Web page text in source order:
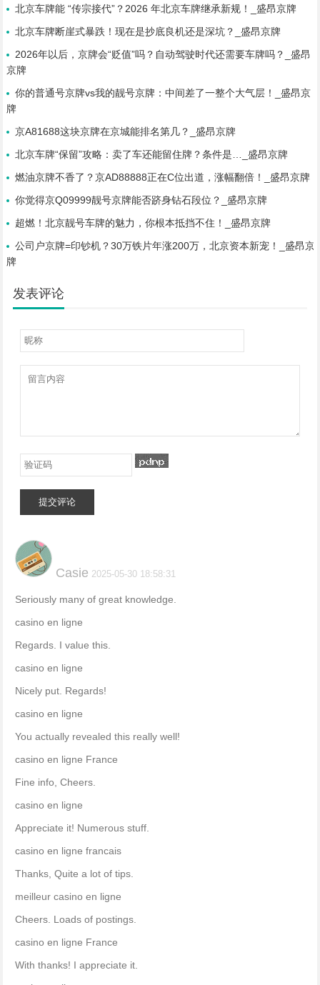
北京车牌能 “传宗接代”？2026 年北京车牌继承新规！_盛昂京牌
北京车牌断崖式暴跌！现在是抄底良机还是深坑？_盛昂京牌
2026年以后，京牌会“贬值”吗？自动驾驶时代还需要车牌吗？_盛昂
京牌
你的普通号京牌vs我的靓号京牌：中间差了一整个大气层！_盛昂京
牌
京A81688这块京牌在京城能排名第几？_盛昂京牌
北京车牌“保留”攻略：卖了车还能留住牌？条件是…_盛昂京牌
燃油京牌不香了？京AD88888正在C位出道，涨幅翻倍！_盛昂京牌
你觉得京Q09999靓号京牌能否跻身钻石段位？_盛昂京牌
超燃！北京靓号车牌的魅力，你根本抵挡不住！_盛昂京牌
公司户京牌=印钞机？30万铁片年涨200万，北京资本新宠！_盛昂京
牌
发表评论
提交评论
Casie 2025-05-30 18:58:31
Seriously many of great knowledge.
casino en ligne
Regards. I value this.
casino en ligne
Nicely put. Regards!
casino en ligne
You actually revealed this really well!
casino en ligne France
Fine info, Cheers.
casino en ligne
Appreciate it! Numerous stuff.
casino en ligne francais
Thanks, Quite a lot of tips.
meilleur casino en ligne
Cheers. Loads of postings.
casino en ligne France
With thanks! I appreciate it.